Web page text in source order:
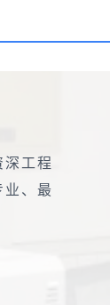
工程
、最